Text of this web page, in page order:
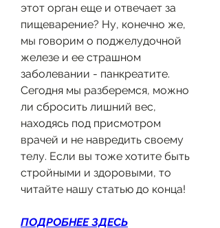
этот орган еще и отвечает за
пищеварение? Ну, конечно же,
мы говорим о поджелудочной
железе и ее страшном
заболевании - панкреатите.
Сегодня мы разберемся, можно
ли сбросить лишний вес,
находясь под присмотром
врачей и не навредить своему
телу. Если вы тоже хотите быть
стройными и здоровыми, то
читайте нашу статью до конца!
ПОДРОБНЕЕ ЗДЕСЬ